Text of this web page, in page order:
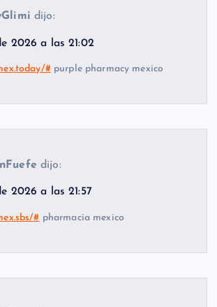
dijo:
2026 a las 21:02
#purple pharmacy mexico
dijo:
2026 a las 21:57
# pharmacia mexico